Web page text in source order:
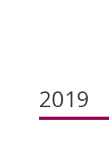
2019